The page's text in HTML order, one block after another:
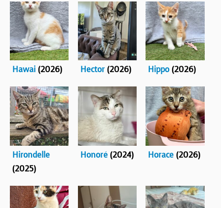
Hawai (2026) Hector (2026) Hippo (2026)
Hirondelle
(2025)
Honoré (2024) Horace (2026)